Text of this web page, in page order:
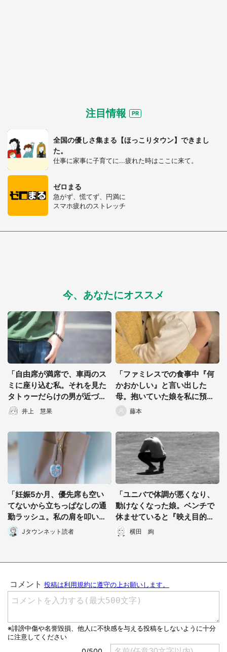
都道府選択
注目情報
全国の優しさ集まる【ほっこりタウン】できまし
た。
仕事に家事に子育てに...疲れた時はここに来て。
ゼロまる
急がず、慌てず、円満に
スマホ疲れのストレッチ
今、あなたにオススメ
「自由席が満席で、車両のス
ミに座り込む私。それを見た
タトゥーだらけの男が近づい
てきて...」（愛知県・40代女
井上 慧果
「ファミレスでの食事中『何
かおかしい』と言い出した
母。抱いていた娘を私に預け
た直後...」（千葉県・40代女
性）
藤本
「妊娠5か月、優先席も空い
てないから立ちっぱなしの通
勤ラッシュ。私の肩を叩いた
中年男性が、小さな声で...」
（愛知県・30代女性）
Jタウンネット読者
「ユニバで体調が悪くなり、
動けなくなった娘。ベンチで
休ませていると『映え目的』
っぽい女子高生が...」（愛知
県・30代男性）
横田 絢